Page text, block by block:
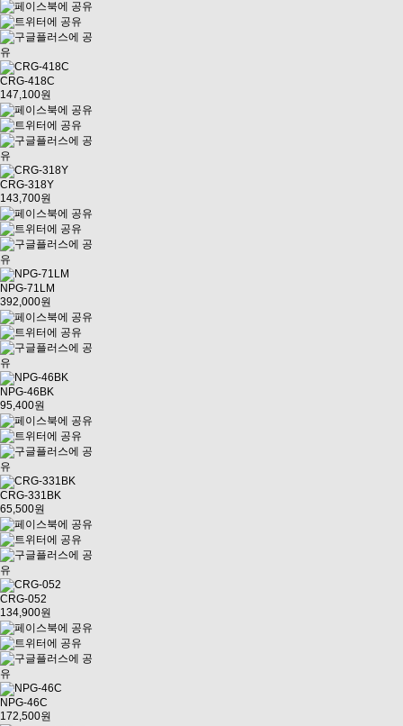
CRG-418C
147,100원
CRG-318Y
143,700원
NPG-71LM
392,000원
NPG-46BK
95,400원
CRG-331BK
65,500원
CRG-052
134,900원
NPG-46C
172,500원